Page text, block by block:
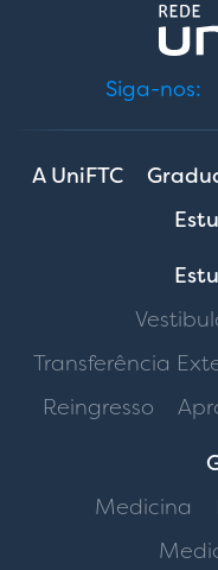
Siga-nos:
A UniFTC
Transferência
Reingresso
Medicina